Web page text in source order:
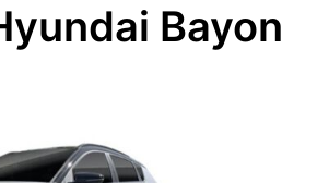
Bayon